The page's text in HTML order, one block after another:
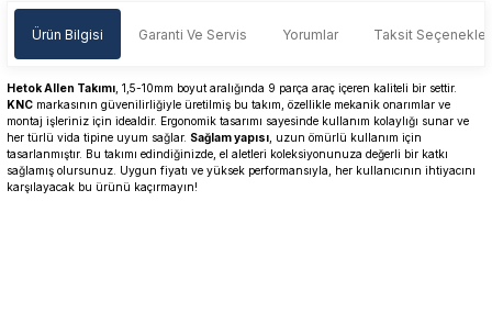
Ürün Bilgisi Garanti Ve Servis Yorumlar Taksit
Hetok Allen Takımı , 1,5-10mm boyut aralığında 9 parça araç içeren kaliteli bir settir.
KNC markasının güvenilirliğiyle üretilmiş bu takım, özellikle mekanik onarımlar ve
montaj işleriniz için idealdir. Ergonomik tasarımı sayesinde kullanım kolaylığı sunar ve
her türlü vida tipine uyum sağlar. Sağlam yapısı , uzun ömürlü kullanım için
tasarlanmıştır. Bu takımı edindiğinizde, el aletleri koleksiyonunuza değerli bir katkı
sağlamış olursunuz. Uygun fiyatı ve yüksek performansıyla, her kullanıcının ihtiyacını
karşılayacak bu ürünü kaçırmayın!